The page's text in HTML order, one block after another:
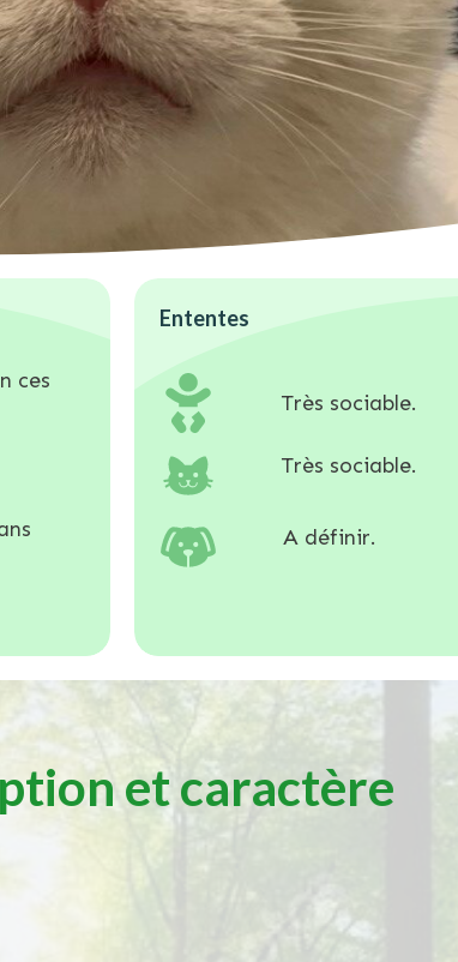
ces
Ententes
Très sociable.
Très sociable.
A définir.
et caractère